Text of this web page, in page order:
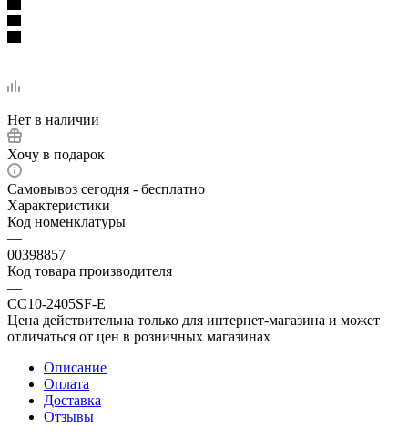
Нет в наличии
Хочу в подарок
Самовывоз сегодня - бесплатно
Характеристики
Код номенклатуры
—
00398857
Код товара производителя
—
CC10-2405SF-E
Цена действительна только для интернет-магазина и может
отличаться от цен в розничных магазинах
Описание
Оплата
Доставка
Отзывы